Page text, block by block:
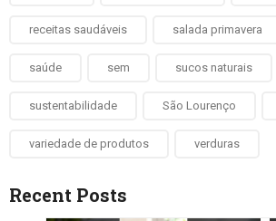
receitas saudáveis salada primavera
saúde sem sucos naturais
sustentabilidade São Lourenço
variedade de produtos verduras
Recent Posts